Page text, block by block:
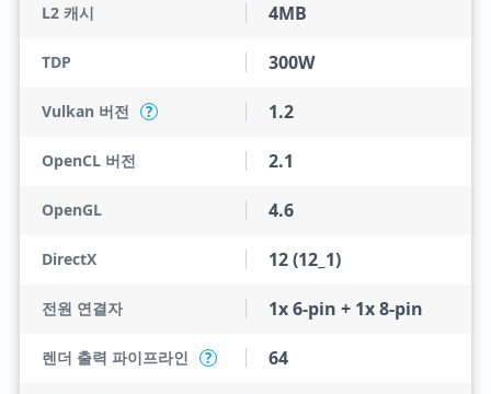
L2 캐시 4MB
TDP 300W
Vulkan 버전 ? 1.2
OpenCL 버전 2.1
OpenGL 4.6
DirectX 12 (12_1)
전원 연결자 1x 6-pin + 1x 8-pin
렌더 출력 파이프라인 ? 64